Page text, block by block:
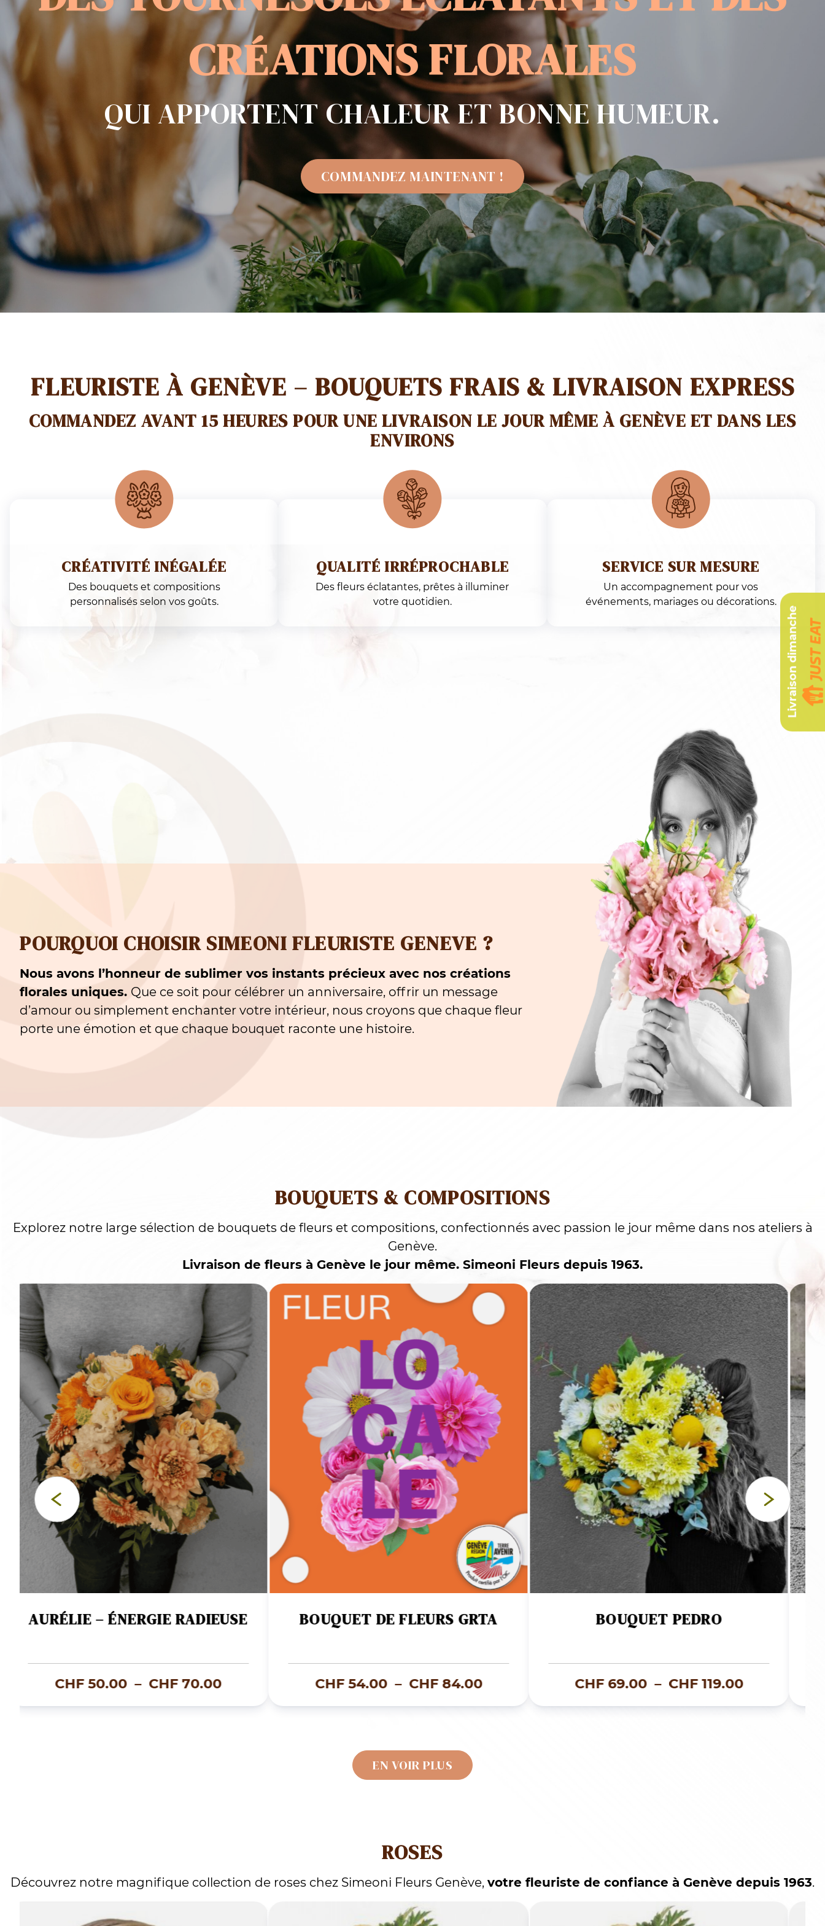
UN BOUQUET DE SOLEIL POUR ILLUMINER VOTRE JOURNÉE
DES TOURNESOLS ÉCLATANTS ET DES
CRÉATIONS FLORALES
QUI APPORTENT CHALEUR ET BONNE HUMEUR.
COMMANDEZ MAINTENANT !
FLEURISTE À GENÈVE – BOUQUETS FRAIS & LIVRAISON EXPRESS
COMMANDEZ AVANT 15 HEURES POUR UNE LIVRAISON LE JOUR MÊME À GENÈVE ET DANS LES
Des bouquets et compositions
Des fleurs éclatantes, prêtes à illuminer
SERVICE SUR MESURE
Un accompagnement pour vos
événements, mariages ou décorations.
POURQUOI CHOISIR SIMEONI FLEURISTE GENEVE ?
Nous avons l’honneur de sublimer vos instants précieux avec nos créations
Que ce soit pour célébrer un anniversaire, offrir un message
d’amour ou simplement enchanter votre intérieur, nous croyons que chaque fleur
porte une émotion et que chaque bouquet raconte une histoire.
BOUQUETS & COMPOSITIONS
Explorez notre large sélection de bouquets de fleurs et compositions, confectionnés avec passion le jour même dans nos ateliers à
Genève.
Livraison de fleurs à Genève le jour même. Simeoni Fleurs depuis 1963.
AURÉLIE – ÉNERGIE RADIEUSE BOUQUET DE FLEURS GRTA
Livraison dimanche